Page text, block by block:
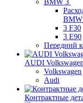
BMW 3
3 F30
3 E90
Передний
AUDI Volkswagen
Volkswagen
Audi
Контрактные